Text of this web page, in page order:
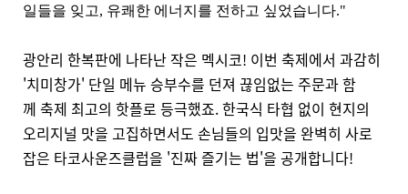
일들을 잊고, 유쾌한 에너지를 전하고 싶었습니다."
광안리 한복판에 나타난 작은 멕시코! 이번 축제에서 과감히
'치미창가' 단일 메뉴 승부수를 던져 끊임없는 주문과 함
께 축제 최고의 핫플로 등극했죠. 한국식 타협 없이 현지의
오리지널 맛을 고집하면서도 손님들의 입맛을 완벽히 사로
잡은 타코사운즈클럽을 '진짜 즐기는 법'을 공개합니다!